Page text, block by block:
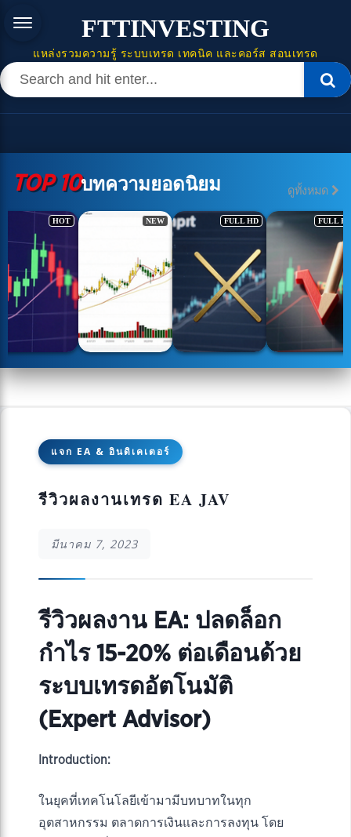
FTTINVESTING
แหล่งรวมความรู้ ระบบเทรด เทคนิค และคอร์ส สอนเทรด
TOP 10บทความยอดนิยม ดูทั้งหมด
HOT NEW FULL HD FULL
แจก EA & อินดิเคเตอร์
รีวิวผลงานเทรด EA JAV
มีนาคม 7, 2023
รีวิวผลงาน EA: ปลดล็อก
กำไร 15-20% ต่อเดือนด้วย
ระบบเทรดอัตโนมัติ
(Expert Advisor)
Introduction:
ในยุคที่เทคโนโลยีเข้ามามีบทบาทในทุก
อุตสาหกรรม ตลาดการเงินและการลงทุน โดย